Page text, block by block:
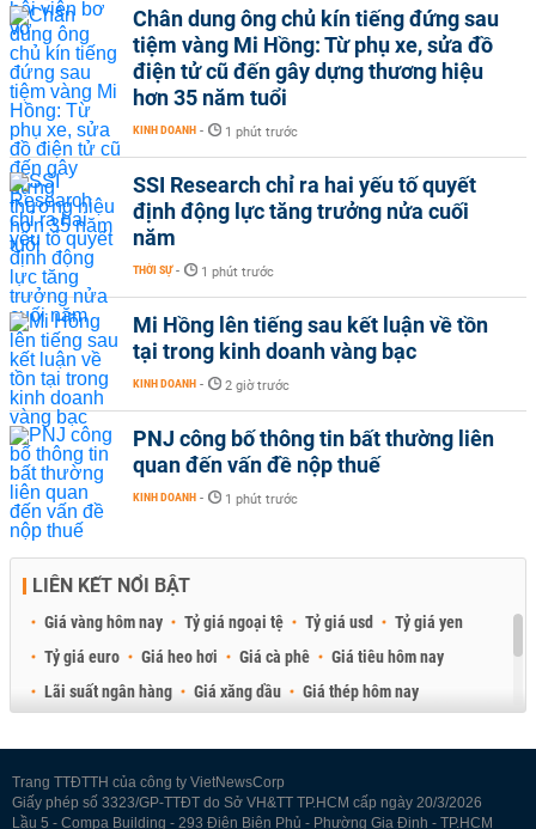
Chân dung ông chủ kín tiếng đứng sau
tiệm vàng Mi Hồng: Từ phụ xe, sửa đồ
điện tử cũ đến gây dựng thương hiệu
hơn 35 năm tuổi
KINH DOANH - 1 phút trước
SSI Research chỉ ra hai yếu tố quyết
định động lực tăng trưởng nửa cuối
năm
THỜI SỰ - 1 phút trước
Mi Hồng lên tiếng sau kết luận về tồn
tại trong kinh doanh vàng bạc
KINH DOANH - 2 giờ trước
PNJ công bố thông tin bất thường liên
quan đến vấn đề nộp thuế
KINH DOANH - 1 phút trước
LIÊN KẾT NỔI BẬT
Giá vàng hôm nay Tỷ giá ngoại tệ Tỷ giá usd
Tỷ giá yen
Tỷ giá euro
Giá heo hơi Giá cà phê
Giá tiêu hôm nay
Lãi suất ngân hàng
Giá xăng dầu
Giá thép hôm nay
Trang TTĐTTH của công ty VietNewsCorp
Giấy phép số 3323/GP-TTĐT do Sở VH&TT TP.HCM cấp ngày 20/3/2026
Lầu 5 - Compa Building - 293 Điện Biên Phủ - Phường Gia Định - TP.HCM